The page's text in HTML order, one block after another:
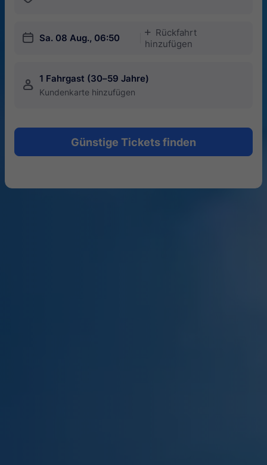
󱎗 Sa. 08 Aug., 06:50
󱅇
Rückfahrt
hinzufügen
󱍂 1 Fahrgast (30–59 Jahre)
Kundenkarte hinzufügen
Günstige Tickets finden